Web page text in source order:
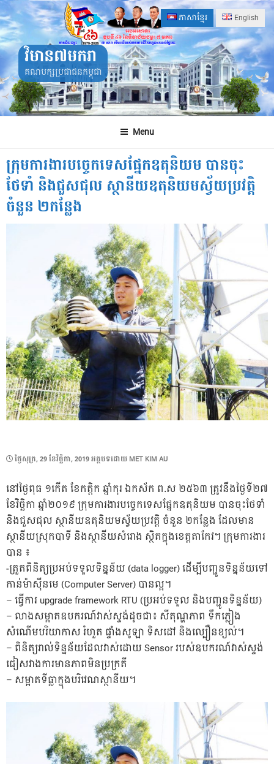
Skip
to
content
ភាសាខ្មែរ English
វិមាន៧មករា
គណបក្សប្រជាជនកម្ពុជា
Menu
ក្រុមការងារបច្ចេកទេសផ្នែកឧតុនិយម បានចុះ
ថែទាំ និងជួសជុល ស្ថានីយឧតុនិយមស្វ័យប្រវត្តិ
ចំនួន ២កន្លែង
POSTED
ថ្ងៃ​សុក្រ, 29 ខែ​វិច្ឆិកា, 2019អត្ថបទដោយ MET KIM AU
នៅថ្ងៃពុធ ១កើត ខែកត្តិក ឆ្នាំកុរ ឯកស័ក ព.ស ២៥៦៣ ត្រូវនឹងថ្ងៃទី២៧
ខែវិច្ឆិកា ឆ្នាំ២០១៩ ក្រុមការងារបច្ចេកទេសផ្នែកឧតុនិយម បានចុះថែទាំ
និងជួសជុល ស្ថានីយឧតុនិយមស្វ័យប្រវត្តិ ចំនួន ២កន្លែង ដែលមាន
ស្ថានីយស្រុកបាទី និងស្ថានីយសំរោង ស្ថិតក្នុងខេត្តតាកែវ។ ក្រុមការងារ
បាន ៖
-ត្រួតពិនិត្យប្រអប់ទទួលទិន្នន័យ (data logger) ដើម្បីបញ្ជូនទិន្នន័យទៅ
កាន់ម៉ាស៊ីនមេ (Computer Server) បានល្អ។
– ធ្វើការ upgrade framework RTU (ប្រអប់ទទួល និងបញ្ជូនទិន្នន័យ)
– លាងសម្អាតឧបករណ៍វាស់ស្ទង់ដូចជា៖ សីតុណ្ហភាព ទឹកភ្លៀង
សំណើមបរិយាកាស រំហួត ផ្ទាំងសូឡា ទិសដៅ និងល្បឿនខ្យល់។
– ពិនិត្យរាល់ទិន្នន័យដែលវាស់ដោយ Sensor របស់ឧបករណ៍វាស់ស្ទង់
ជៀសវាងការមានភាពមិនប្រក្រតី
– សម្អាតទីធ្លាក្នុងបរិវេណស្ថានីយ។